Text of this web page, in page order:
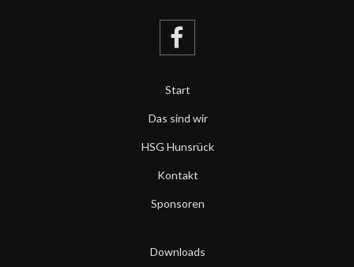
Start
Das sind wir
HSG Hunsrück
Kontakt
Sponsoren
Downloads